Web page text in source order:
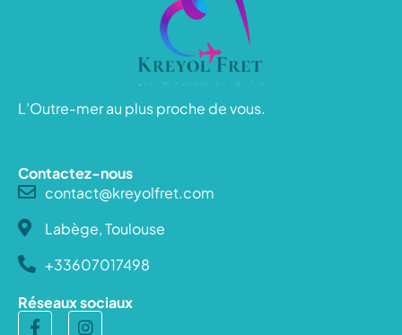
L’Outre-mer au plus proche de vous.
Contactez-nous
contact@kreyolfret.com
Labège, Toulouse
+33607017498
Réseaux sociaux